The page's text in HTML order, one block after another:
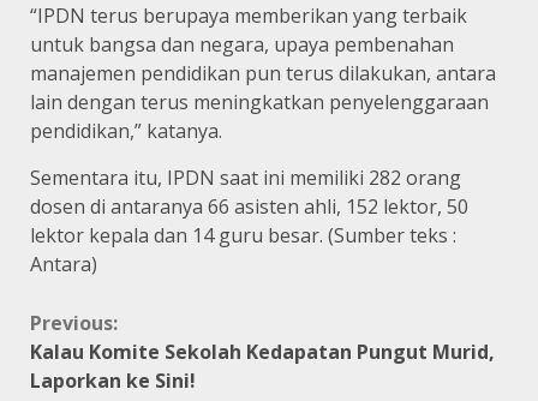
“IPDN terus berupaya memberikan yang terbaik
untuk bangsa dan negara, upaya pembenahan
manajemen pendidikan pun terus dilakukan, antara
lain dengan terus meningkatkan penyelenggaraan
pendidikan,” katanya.
Sementara itu, IPDN saat ini memiliki 282 orang
dosen di antaranya 66 asisten ahli, 152 lektor, 50
lektor kepala dan 14 guru besar. (Sumber teks :
Antara)
Continue
Reading
Previous:
Kalau Komite Sekolah Kedapatan Pungut Murid,
Laporkan ke Sini!